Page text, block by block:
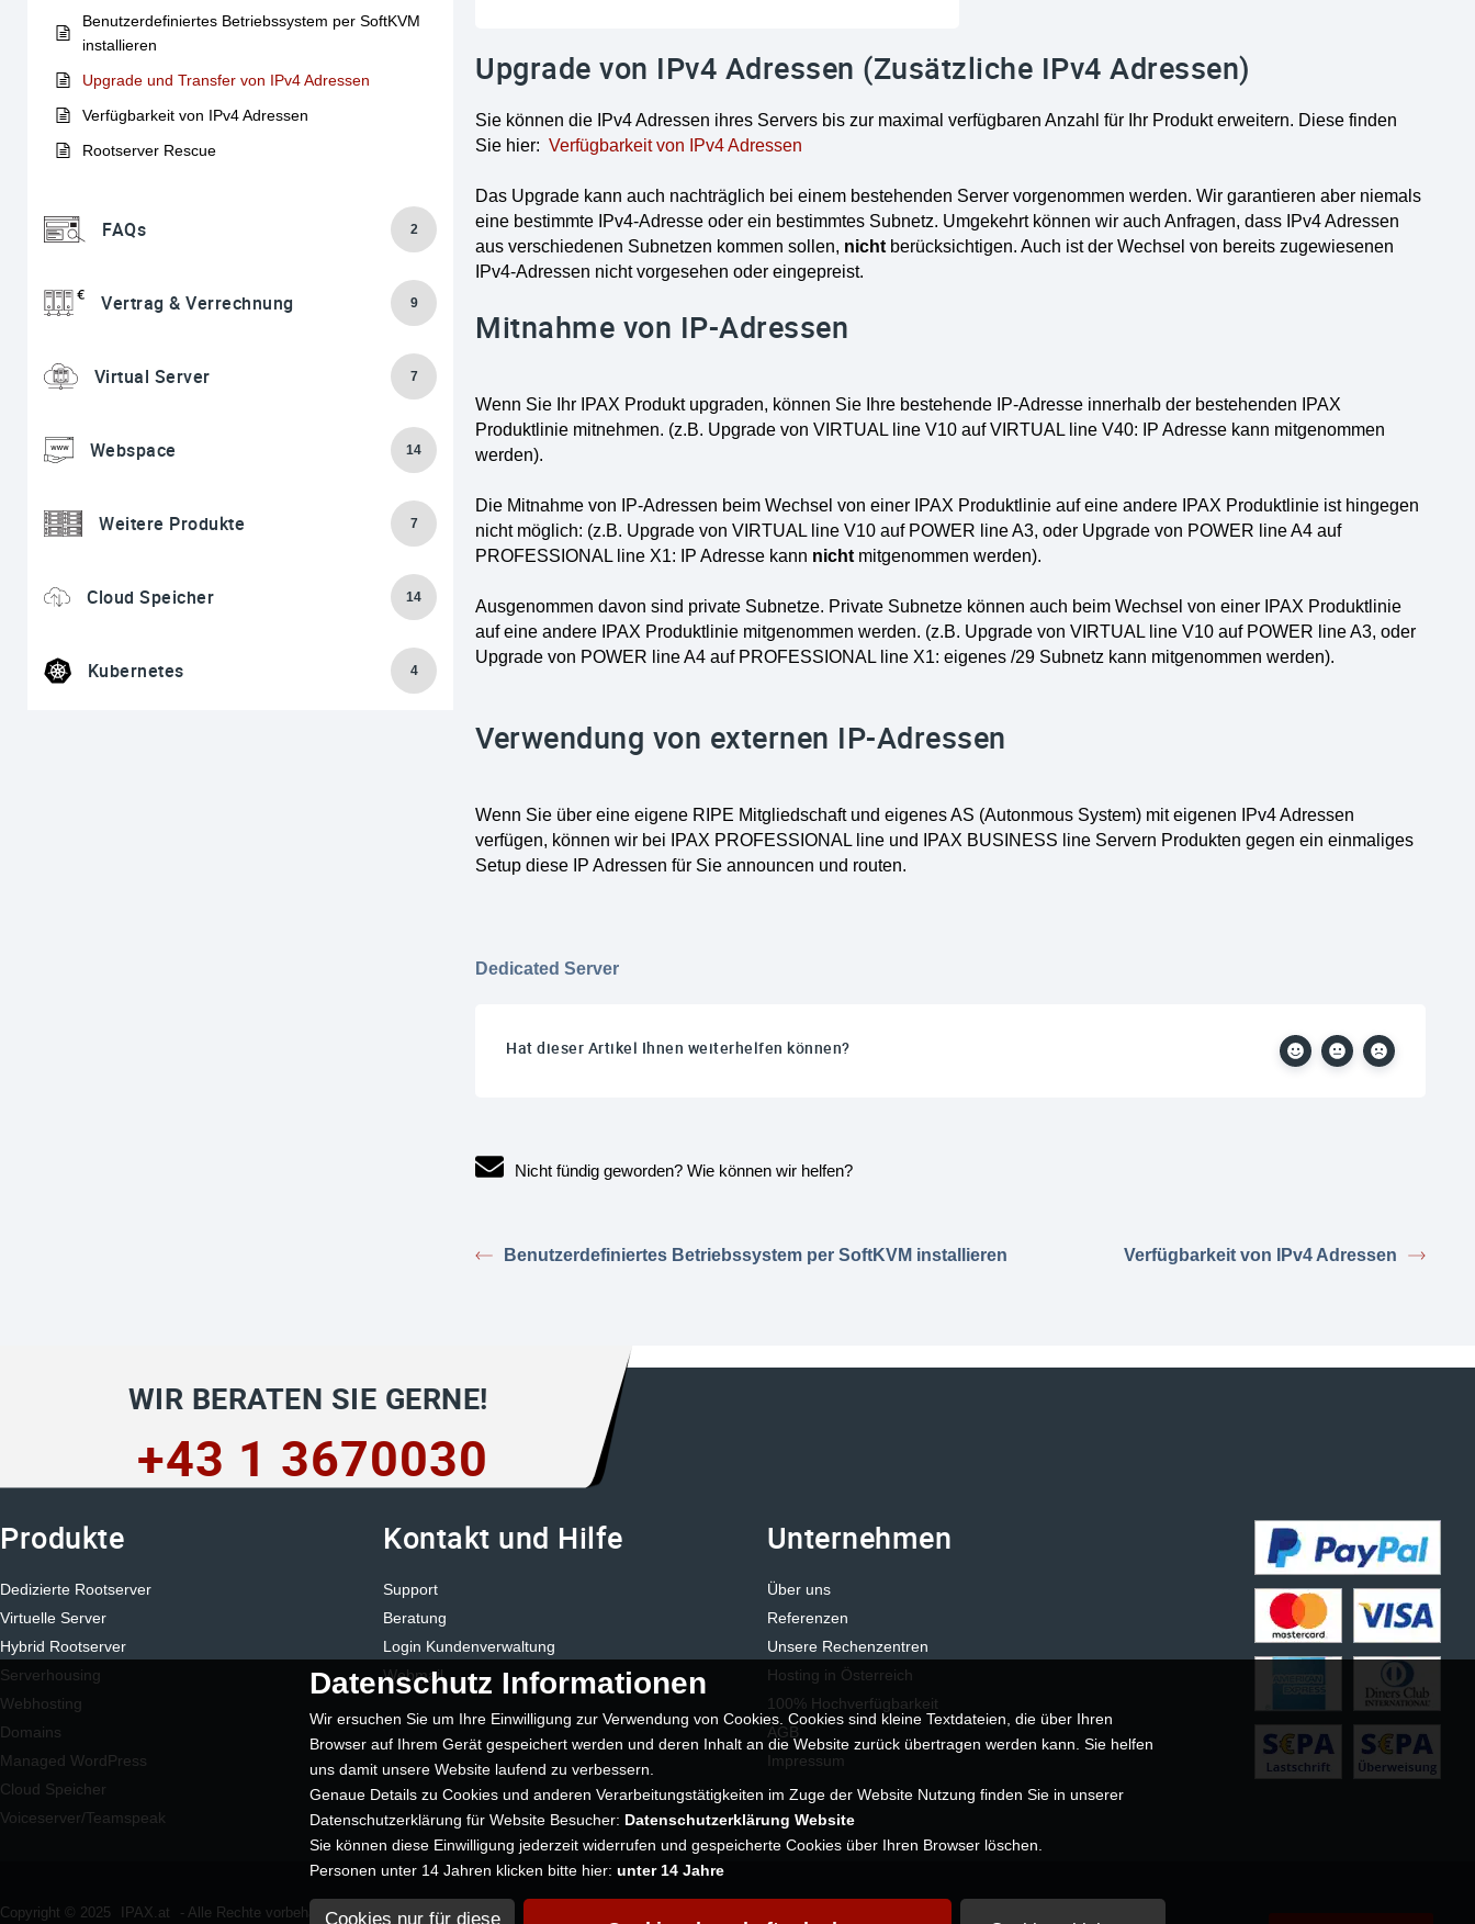
Benutzerdefiniertes Betriebssystem per SoftKVM
installieren
Upgrade und Transfer von IPv4 Adressen
Verfügbarkeit von IPv4 Adressen
Rootserver Rescue
FAQs 2
Vertrag & Verrechnung 9
Virtual Server 7
Webspace 14
Weitere Produkte 7
Cloud Speicher 14
Kubernetes 4
Upgrade von IPv4 Adressen (Zusätzliche IPv4 Adressen)
Sie können die IPv4 Adressen ihres Servers bis zur maximal verfügbaren Anzahl für Ihr Produkt erweitern. Diese finden
Sie hier:Verfügbarkeit von IPv4 Adressen
Das Upgrade kann auch nachträglich bei einem bestehenden Server vorgenommen werden. Wir garantieren aber niemals
eine bestimmte IPv4-Adresse oder ein bestimmtes Subnetz. Umgekehrt können wir auch Anfragen, dass IPv4 Adressen
aus verschiedenen Subnetzen kommen sollen, nicht berücksichtigen. Auch ist der Wechsel von bereits zugewiesenen
IPv4-Adressen nicht vorgesehen oder eingepreist.
Mitnahme von IP-Adressen
Wenn Sie Ihr IPAX Produkt upgraden, können Sie Ihre bestehende IP-Adresse innerhalb der bestehenden IPAX
Produktlinie mitnehmen. (z.B. Upgrade von VIRTUAL line V10 auf VIRTUAL line V40: IP Adresse kann mitgenommen
werden).
Die Mitnahme von IP-Adressen beim Wechsel von einer IPAX Produktlinie auf eine andere IPAX Produktlinie ist hingegen
nicht möglich: (z.B. Upgrade von VIRTUAL line V10 auf POWER line A3, oder Upgrade von POWER line A4 auf
PROFESSIONAL line X1: IP Adresse kann nicht mitgenommen werden).
Ausgenommen davon sind private Subnetze. Private Subnetze können auch beim Wechsel von einer IPAX Produktlinie
auf eine andere IPAX Produktlinie mitgenommen werden. (z.B. Upgrade von VIRTUAL line V10 auf POWER line A3, oder
Upgrade von POWER line A4 auf PROFESSIONAL line X1: eigenes /29 Subnetz kann mitgenommen werden).
Verwendung von externen IP-Adressen
Wenn Sie über eine eigene RIPE Mitgliedschaft und eigenes AS (Autonmous System) mit eigenen IPv4 Adressen
verfügen, können wir bei IPAX PROFESSIONAL line und IPAX BUSINESS line Servern Produkten gegen ein einmaliges
Setup diese IP Adressen für Sie announcen und routen.
Dedicated Server
Hat dieser Artikel Ihnen weiterhelfen können?
Nicht fündig geworden? Wie können wir helfen?
Benutzerdefiniertes Betriebssystem per SoftKVM installieren Verfügbarkeit von IPv4 Adressen
WIR BERATEN SIE GERNE!
+43 1 3670030
Produkte
Dedizierte Rootserver
Virtuelle Server
Hybrid Rootserver
Serverhousing
Webhosting
Domains
Managed WordPress
Cloud Speicher
Voiceserver/Teamspeak
Kontakt und Hilfe
Support
Beratung
Login Kundenverwaltung
Webmail
Unternehmen
Über uns
Referenzen
Unsere Rechenzentren
Hosting in Österreich
100% Hochverfügbarkeit
AGB
Impressum
Copyright © 2025 IPAX.at - Alle Rechte vorbehalten
Datenschutz Informationen
Wir ersuchen Sie um Ihre Einwilligung zur Verwendung von Cookies. Cookies sind kleine Textdateien, die über Ihren
Browser auf Ihrem Gerät gespeichert werden und deren Inhalt an die Website zurück übertragen werden kann. Sie helfen
uns damit unsere Website laufend zu verbessern.
Genaue Details zu Cookies und anderen Verarbeitungstätigkeiten im Zuge der Website Nutzung finden Sie in unserer
Datenschutzerklärung für Website Besucher: Datenschutzerklärung Website
Sie können diese Einwilligung jederzeit widerrufen und gespeicherte Cookies über Ihren Browser löschen.
Personen unter 14 Jahren klicken bitte hier: unter 14 Jahre
Cookies nur für diese